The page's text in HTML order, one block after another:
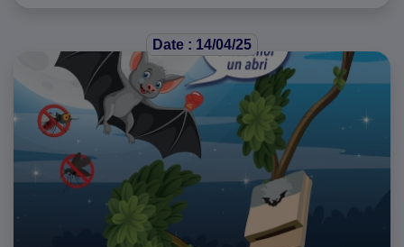
Date : 14/04/25